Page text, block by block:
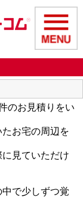
のお見積りをい
お宅の周辺を
見ていただけ
で少しずつ覚